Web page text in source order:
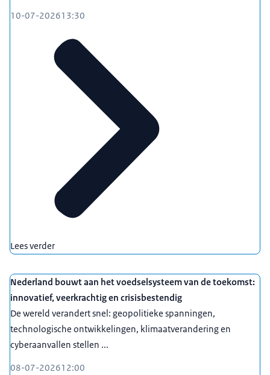
10-07-202613:30
Lees verder
Nederland bouwt aan het voedselsysteem van de toekomst:
innovatief, veerkrachtig en crisisbestendig
De wereld verandert snel: geopolitieke spanningen,
technologische ontwikkelingen, klimaatverandering en
cyberaanvallen stellen ...
08-07-202612:00